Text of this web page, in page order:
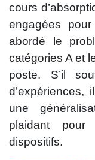
cours
engagées
abordé le
catégories A et
poste. S’il
d’expériences,
une
plaidant
dispositifs.